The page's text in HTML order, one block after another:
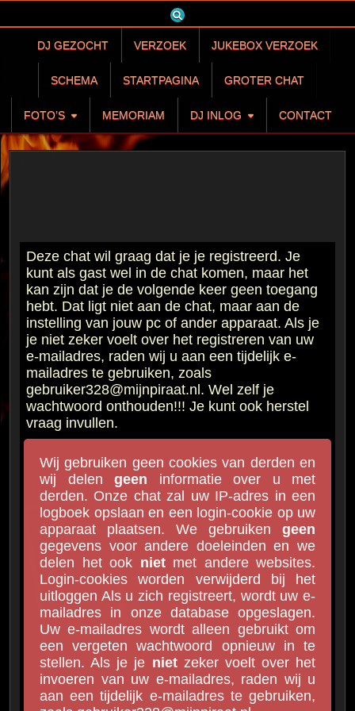
to
contentDJ GEZOCHT VERZOEK JUKEBOX VERZOEK
SCHEMA STARTPAGINA GROTER CHAT
FOTO’S MEMORIAM DJ INLOG CONTACT